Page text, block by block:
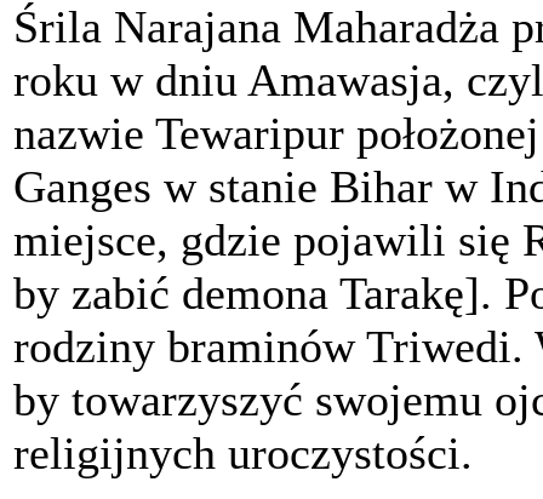
Śrila Narajana Maharadża
roku w dniu Amawasja,
nazwie Tewaripur
Ganges w stanie Bihar w
miejsce, gdzie pojawili się
by zabić demona Tarakę].
rodziny braminów Triwedi.
by towarzyszyć swojemu
religijnych uroczystości.